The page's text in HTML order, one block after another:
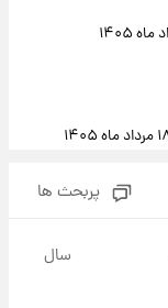
پربحث ها
سال